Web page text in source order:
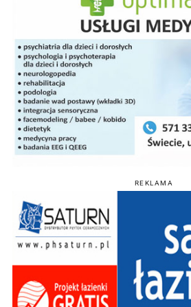
REKLAMA